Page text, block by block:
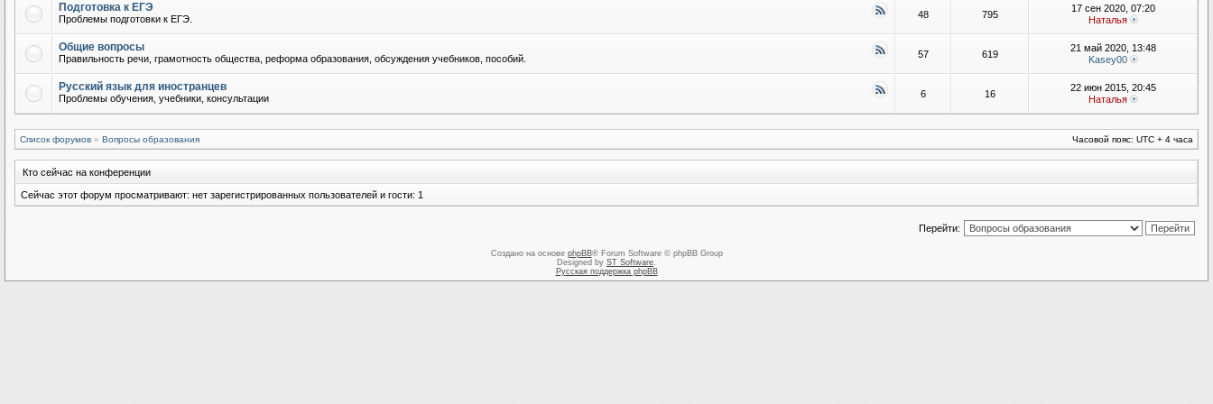
Подготовка к ЕГЭ
Проблемы подготовки к ЕГЭ. 48 795
17 сен 2020, 07:20
Наталья
Общие вопросы
Правильность речи, грамотность общества, реформа образования, обсуждения учебников, пособий. 57 619
21 май 2020, 13:48
Kasey00
Русский язык для иностранцев
Проблемы обучения, учебники, консультации 6 16
22 июн 2015, 20:45
Наталья
Список форумов » Вопросы образования Часовой пояс: UTC + 4 часа
Кто сейчас на конференции
Сейчас этот форум просматривают: нет зарегистрированных пользователей и гости: 1
Перейти:
Создано на основе phpBB® Forum Software © phpBB Group
Designed by ST Software.
Русская поддержка phpBB